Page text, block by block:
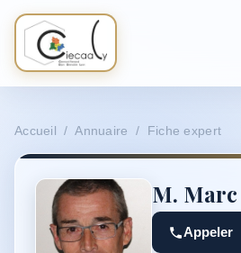
Accueil / Annuaire / Fiche expert
M.
Appeler